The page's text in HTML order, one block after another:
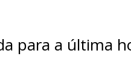
para a última